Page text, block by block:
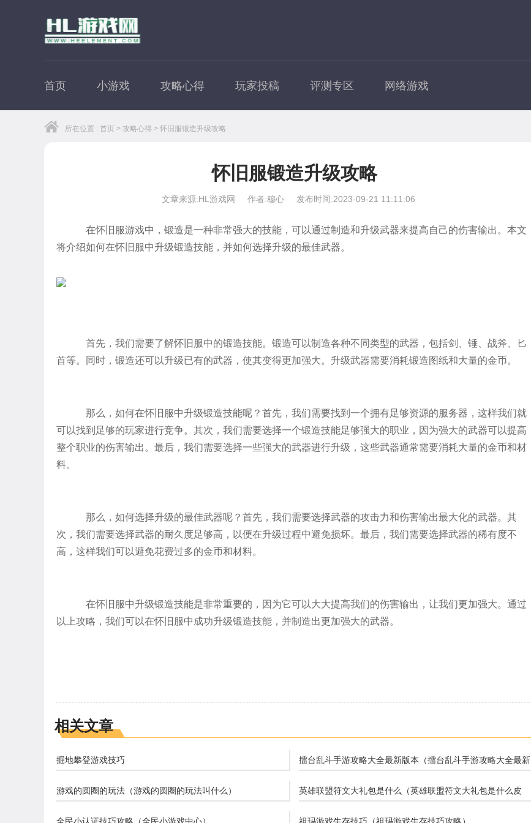
首页 小游戏 攻略心得 玩家投稿 评测专区 网络游戏
所在位置 : 首页 > 攻略心得 > 怀旧服锻造升级攻略
怀旧服锻造升级攻略
文章来源:HL游戏网 作者:穆心 发布时间:2023-09-21 11:11:06
在怀旧服游戏中，锻造是一种非常强大的技能，可以通过制造和升级武器来提高自己的伤害输出。本文
将介绍如何在怀旧服中升级锻造技能，并如何选择升级的最佳武器。
首先，我们需要了解怀旧服中的锻造技能。锻造可以制造各种不同类型的武器，包括剑、锤、战斧、匕
首等。同时，锻造还可以升级已有的武器，使其变得更加强大。升级武器需要消耗锻造图纸和大量的金币。
那么，如何在怀旧服中升级锻造技能呢？首先，我们需要找到一个拥有足够资源的服务器，这样我们就
可以找到足够的玩家进行竞争。其次，我们需要选择一个锻造技能足够强大的职业，因为强大的武器可以提高
整个职业的伤害输出。最后，我们需要选择一些强大的武器进行升级，这些武器通常需要消耗大量的金币和材
料。
那么，如何选择升级的最佳武器呢？首先，我们需要选择武器的攻击力和伤害输出最大化的武器。其
次，我们需要选择武器的耐久度足够高，以便在升级过程中避免损坏。最后，我们需要选择武器的稀有度不
高，这样我们可以避免花费过多的金币和材料。
在怀旧服中升级锻造技能是非常重要的，因为它可以大大提高我们的伤害输出，让我们更加强大。通过
以上攻略，我们可以在怀旧服中成功升级锻造技能，并制造出更加强大的武器。
相关文章
掘地攀登游戏技巧
擂台乱斗手游攻略大全最新版本（擂台乱斗手游攻略大全最新
游戏的圆圈的玩法（游戏的圆圈的玩法叫什么）
英雄联盟符文大礼包是什么（英雄联盟符文大礼包是什么皮